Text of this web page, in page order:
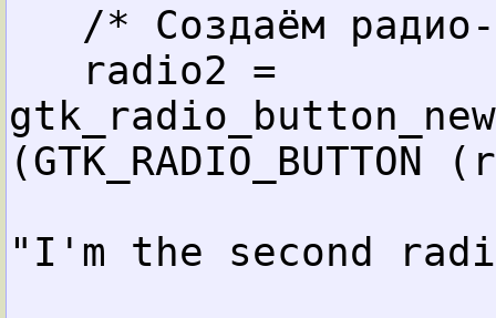
/* Создаём
radio2 =
"I'm the second